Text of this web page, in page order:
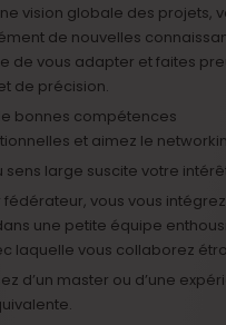
vision globale des projets,
de nouvelles
de vous adapter et faites
de précision.
bonnes compétences
et aimez le
sens large suscite votre
vous vous intégrez
une petite équipe
laquelle vous collaborez
d’un master ou d’une